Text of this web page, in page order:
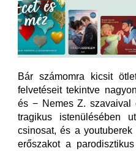
Bár számomra kicsit
felvetéseit tekintve
és − Nemes Z. szavaival
tragikus istenülésében
csinosat, és a
erőszakot a